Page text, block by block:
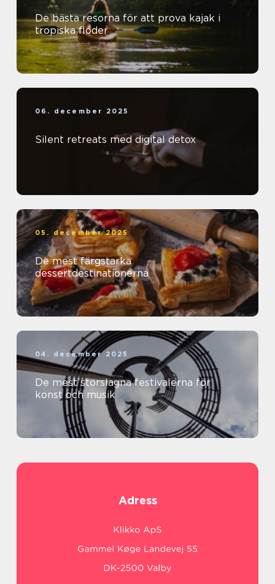
De bästa resorna för att prova kajak i
tropiska floder
06. december 2025
Silent retreats med digital detox
05. december 2025
De mest färgstarka
dessertdestinationerna
04. december 2025
De mest storslagna festivalerna för
konst och musik
Adress